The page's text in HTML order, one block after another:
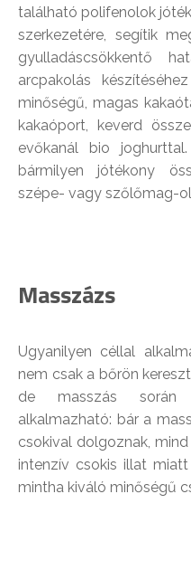
található polifenolok
szerkezetére, segítik
gyulladáscsökkentő
arcpakolás
minőségű, magas
kakaóport, keverd
evőkanál bio
bármilyen jótékony
szépe- vagy szőlőmag-
Masszázs
Ugyanilyen céllal
nem csak a bőrön
de masszás során
alkalmazható: bár a
csokival dolgoznak,
intenzív csokis illat
mintha kiváló minőségű